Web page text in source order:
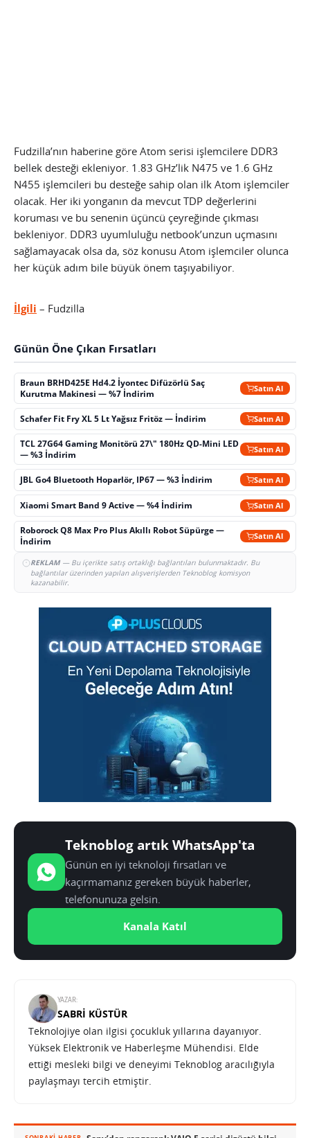
Fudzilla’nın haberine göre Atom serisi işlemcilere DDR3
bellek desteği ekleniyor. 1.83 GHz’lik N475 ve 1.6 GHz
N455 işlemcileri bu desteğe sahip olan ilk Atom işlemciler
olacak. Her iki yonganın da mevcut TDP değerlerini
koruması ve bu senenin üçüncü çeyreğinde çıkması
bekleniyor. DDR3 uyumluluğu netbook’unzun uçmasını
sağlamayacak olsa da, söz konusu Atom işlemciler olunca
her küçük adım bile büyük önem taşıyabiliyor.
İlgili – Fudzilla
Günün Öne Çıkan Fırsatları
Braun BRHD425E Hd4.2 İyontec Difüzörlü Saç
Kurutma Makinesi — %7 İndirim
Satın Al
Schafer Fit Fry XL 5 Lt Yağsız Fritöz — İndirim Satın Al
TCL 27G64 Gaming Monitörü 27\" 180Hz QD-Mini LED
— %3 İndirim
Satın Al
JBL Go4 Bluetooth Hoparlör, IP67 — %3 İndirim Satın Al
Xiaomi Smart Band 9 Active — %4 İndirim Satın Al
Roborock Q8 Max Pro Plus Akıllı Robot Süpürge —
İndirim
Satın Al
REKLAM— Bu içerikte satış ortaklığı bağlantıları bulunmaktadır. Bu
bağlantılar üzerinden yapılan alışverişlerden Teknoblog komisyon
kazanabilir.
Teknoblog artık WhatsApp'ta
Günün en iyi teknoloji fırsatları ve
kaçırmamanız gereken büyük haberler,
telefonunuza gelsin.
Kanala Katıl
YAZAR:
SABRI KÜSTÜR
Teknolojiye olan ilgisi çocukluk yıllarına dayanıyor.
Yüksek Elektronik ve Haberleşme Mühendisi. Elde
ettiği mesleki bilgi ve deneyimi Teknoblog aracılığıyla
paylaşmayı tercih etmiştir.